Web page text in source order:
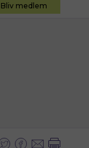
Bliv medlem